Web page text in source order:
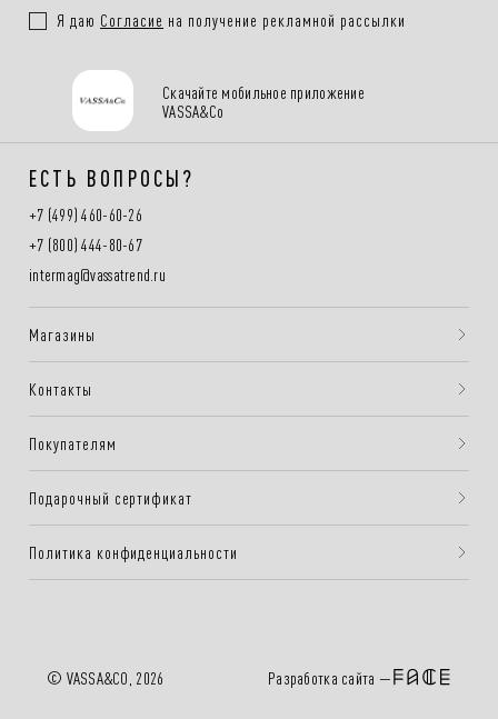
Я даю Согласие на получение рекламной рассылки
Скачайте мобильное приложение
VASSA&Co
ЕСТЬ ВОПРОСЫ?
+7 (499) 460-60-26
+7 (800) 444-80-67
intermag@vassatrend.ru
Магазины
Контакты
Покупателям
Подарочный сертификат
Политика конфиденциальности
© VASSA&CO, 2026 Разработка сайта —